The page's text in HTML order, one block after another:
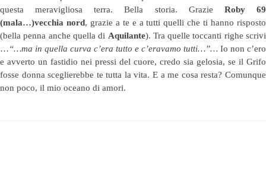
questa meravigliosa terra. Bella storia. Grazie Roby 69
(mala…)vecchia nord, grazie a te e a tutti quelli che ti hanno risposto
(bella penna anche quella di Aquilante). Tra quelle toccanti righe scrivi
…“…ma in quella curva c’era tutto e c’eravamo tutti…”… Io non c’ero
e avverto un fastidio nei pressi del cuore, credo sia gelosia, se il Grifo
fosse donna sceglierebbe te tutta la vita. E a me cosa resta? Comunque
non poco, il mio oceano di amori.